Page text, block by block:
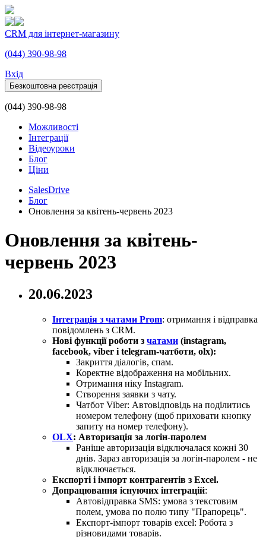
CRM для інтернет-магазину
(044) 390-98-98
Вхiд
Безкоштовна реєстрація
(044) 390-98-98
Можливості
Інтеграції
Відеоуроки
Блог
Ціни
SalesDrive
Блог
Оновлення за квітень-червень 2023
Оновлення за квітень-
червень 2023
20.06.2023
Інтеграція з чатами Prom: отримання і відправка
повідомлень з CRM.
Нові функції роботи з чатами (instagram,
facebook, viber і telegram-чатботи, olx):
Закриття діалогів, спам.
Коректне відображення на мобільних.
Отримання ніку Instagram.
Створення заявки з чату.
Чатбот Viber: Автовідповідь на поділитись
номером телефону (щоб приховати кнопку
запиту на номер телефону).
OLX: Авторизація за логін-паролем
Раніше авторизація відключалася кожні 30
днів. Зараз авторизація за логін-паролем - не
відключається.
Експорті і імпорт контрагентів з Excel.
Допрацювання існуючих інтеграцій:
Автовідправка SMS: умова з текстовим
полем, умова по полю типу "Прапорець".
Експорт-імпорт товарів excel: Робота з
різновидами товарів.